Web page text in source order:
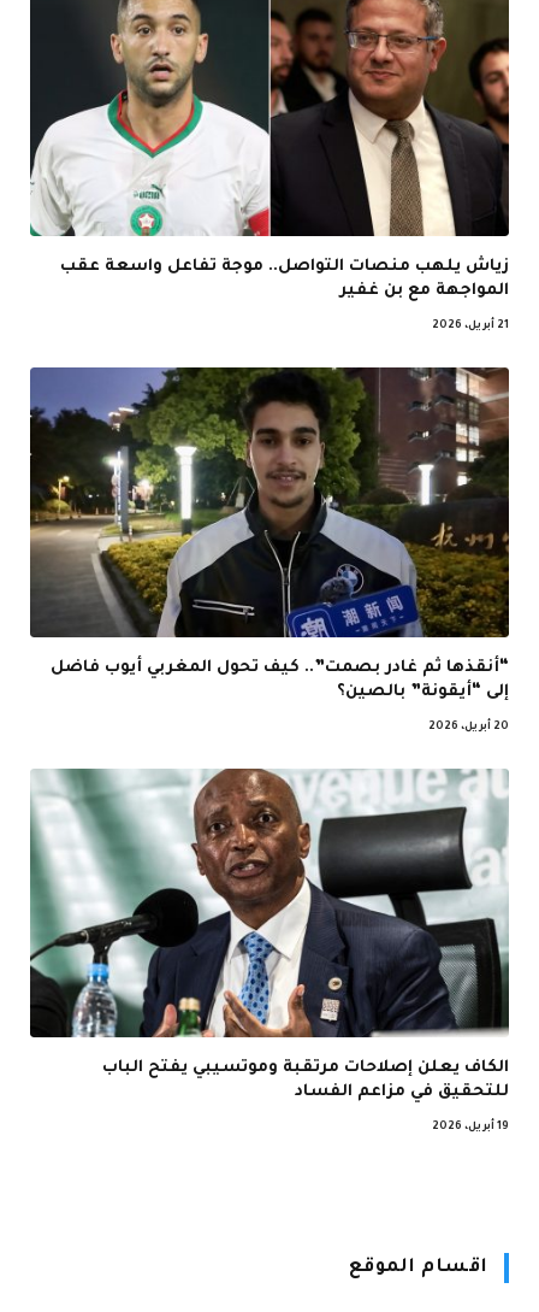
زياش يلهب منصات التواصل.. موجة تفاعل واسعة عقب
المواجهة مع بن غفير
21 أبريل، 2026
“أنقذها ثم غادر بصمت”.. كيف تحول المغربي أيوب فاضل
إلى “أيقونة” بالصين؟
20 أبريل، 2026
الكاف يعلن إصلاحات مرتقبة وموتسيبي يفتح الباب
للتحقيق في مزاعم الفساد
19 أبريل، 2026
اقسام الموقع